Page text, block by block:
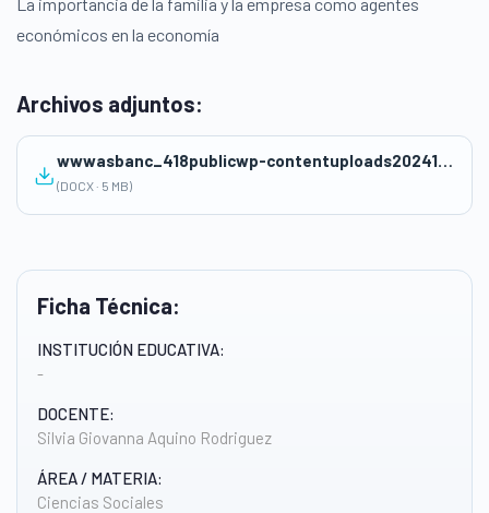
Ficha Técnica:
INSTITUCIÓN EDUCATIVA:
-
DOCENTE:
Silvia Giovanna Aquino Rodriguez
ÁREA / MATERIA:
Ciencias Sociales
económicos en la economía
Archivos adjuntos:
wwwasbanc_418publicwp-contentuploads202411PRACTICA-01.docx
(DOCX · 5 MB)